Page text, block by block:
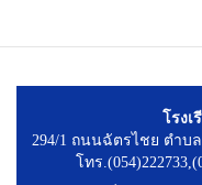
โรง
294/1 ถนนฉัตรไชย ตำบล
โทร